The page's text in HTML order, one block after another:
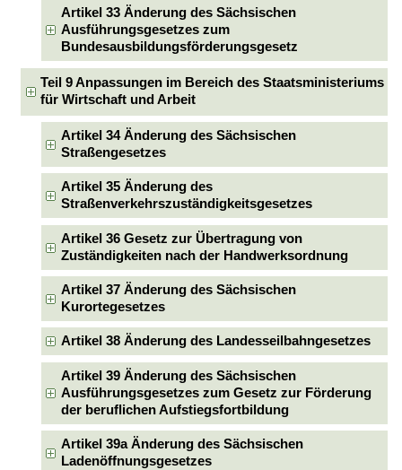
Artikel 33 Änderung des Sächsischen
Ausführungsgesetzes zum
Bundesausbildungsförderungsgesetz
Teil 9 Anpassungen im Bereich des Staatsministeriums
für Wirtschaft und Arbeit
Artikel 34 Änderung des Sächsischen
Straßengesetzes
Artikel 35 Änderung des
Straßenverkehrszuständigkeitsgesetzes
Artikel 36 Gesetz zur Übertragung von
Zuständigkeiten nach der Handwerksordnung
Artikel 37 Änderung des Sächsischen
Kurortegesetzes
Artikel 38 Änderung des Landesseilbahngesetzes
Artikel 39 Änderung des Sächsischen
Ausführungsgesetzes zum Gesetz zur Förderung
der beruflichen Aufstiegsfortbildung
Artikel 39a Änderung des Sächsischen
Ladenöffnungsgesetzes